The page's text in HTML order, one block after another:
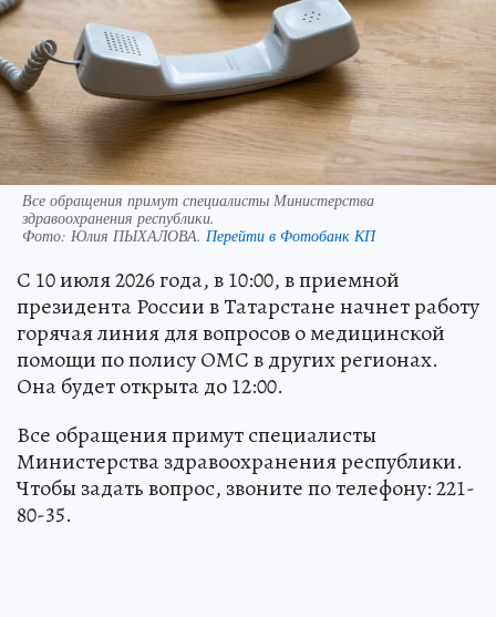
Все обращения примут специалисты Министерства
здравоохранения республики.
Фото: Юлия ПЫХАЛОВА. Перейти в Фотобанк КП
С 10 июля 2026 года, в 10:00, в приемной
президента России в Татарстане начнет работу
горячая линия для вопросов о медицинской
помощи по полису ОМС в других регионах.
Она будет открыта до 12:00.
Все обращения примут специалисты
Министерства здравоохранения республики.
Чтобы задать вопрос, звоните по телефону: 221-
80-35.